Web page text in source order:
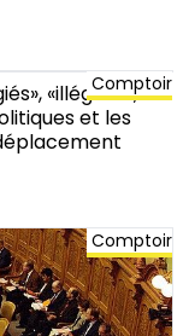
Comptoir
«illégaux»,
et les
Comptoir